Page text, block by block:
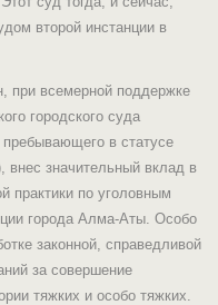
второй инстанции в
при всемерной поддержке
городского суда
в статусе
внес значительный вклад в
практики по уголовным
города Алма-Аты. Особо
законной, справедливой
за совершение
тяжких и особо тяжких.